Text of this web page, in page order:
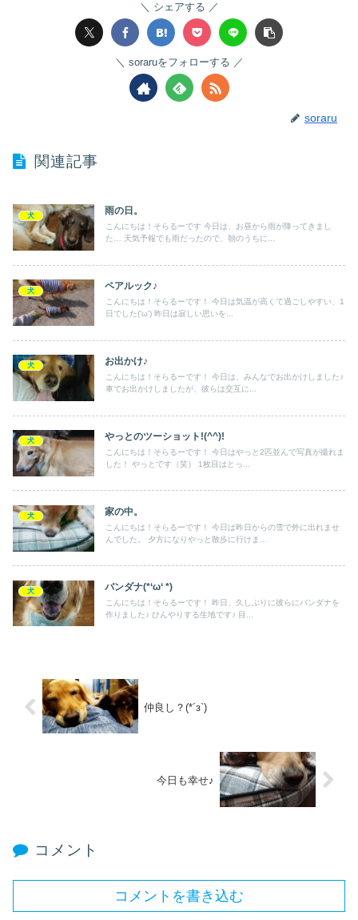
シェアする
soraruをフォローする
soraru
関連記事
犬 雨の日。
こんにちは！そらるーです 今日は、お昼から雨が降ってきまし
た… 天気予報でも雨だったので、朝のうちに...
犬 ペアルック♪
こんにちは！そらるーです！ 今日は気温が高くて過ごしやすい、1
日でした('ω') 昨日は寂しい思いを...
犬 お出かけ♪
こんにちは！そらるーです！ 今日は、みんなでお出かけしました♪
車でお出かけしましたが、彼らは交互に...
犬 やっとのツーショット!(^^)!
こんにちは！そらるーです！ 今日はやっと2匹並んで写真が撮れま
した！ やっとです（笑） 1枚目はとっ...
犬 家の中。
こんにちは！そらるーです！ 今日は昨日からの雪で外に出れませ
んでした。 夕方になりやっと散歩に行けま...
犬 バンダナ(*‘ω‘ *)
こんにちは！そらるーです！ 昨日、久しぶりに彼らにバンダナを
作りました♪ ひんやりする生地です♪ 目...
仲良し？(*´з`)
今日も幸せ♪
コメント
コメントを書き込む